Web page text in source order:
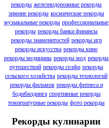
рекорды железнодорожные рекорды
зимние рекорды космические рекорды
музыкальные рекорды профессиональные
рекорды рекорды банки финансы
рекорды знаменитостей рекорды игр
рекорды искусства рекорды кино
рекорды медицины рекорды мод рекорды
путешествий рекорды селфи рекорды
сельского хозяйства рекорды технологий
рекорды фильмов рекорды фитнеса и
бодибилдинга спортивные рекорды
температурные рекорды фото рекорды
Рекорды кулинарии